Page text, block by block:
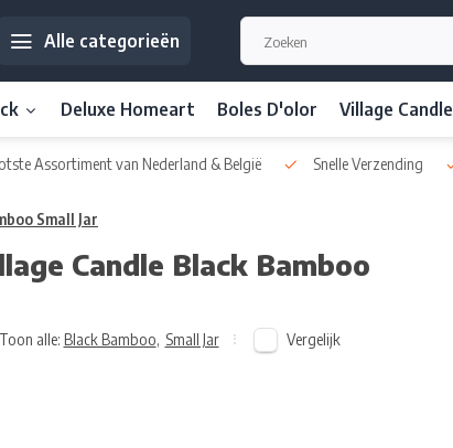
Alle categorieën
Deluxe Homeart Boles D'olor Village Candle
Assortiment van Nederland & België Snelle Verzending
Small Jar
Candle Black Bamboo
Toon alle: Black Bamboo, Small Jar Vergelijk